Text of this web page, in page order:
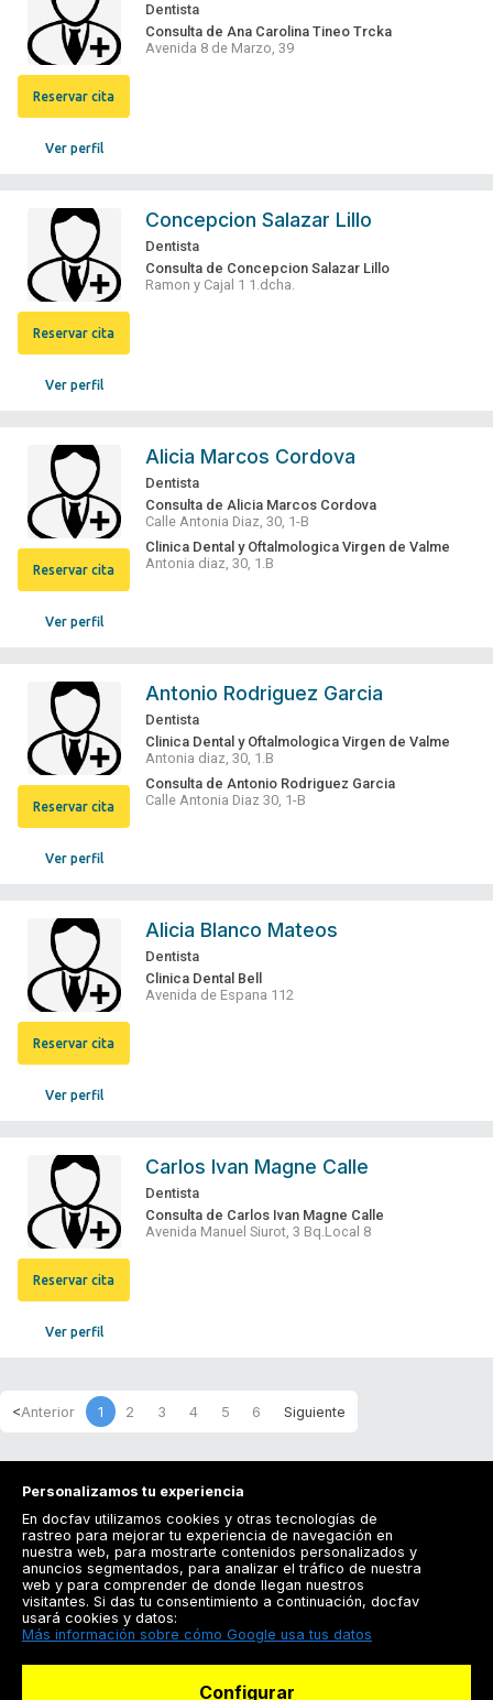
Ver perfil
Reservar cita
Dentista
Consulta de Ana Carolina Tineo Trcka
Avenida 8 de Marzo, 39
Ver perfil
Reservar cita
Concepcion Salazar Lillo
Dentista
Consulta de Concepcion Salazar Lillo
Ramon y Cajal 1 1.dcha.
Ver perfil
Reservar cita
Alicia Marcos Cordova
Dentista
Consulta de Alicia Marcos Cordova
Calle Antonia Diaz, 30, 1-B
Clinica Dental y Oftalmologica Virgen de Valme
Antonia diaz, 30, 1.B
Ver perfil
Reservar cita
Antonio Rodriguez Garcia
Dentista
Clinica Dental y Oftalmologica Virgen de Valme
Antonia diaz, 30, 1.B
Consulta de Antonio Rodriguez Garcia
Calle Antonia Diaz 30, 1-B
Ver perfil
Reservar cita
Alicia Blanco Mateos
Dentista
Clinica Dental Bell
Avenida de Espana 112
Ver perfil
Reservar cita
Carlos Ivan Magne Calle
Dentista
Consulta de Carlos Ivan Magne Calle
Avenida Manuel Siurot, 3 Bq.Local 8
1 2 3 4 5 6
Registrarse
Docfav
Personalizamos tu experiencia
En docfav utilizamos cookies y otras tecnologías de
rastreo para mejorar tu experiencia de navegación en
nuestra web, para mostrarte contenidos personalizados y
anuncios segmentados, para analizar el tráfico de nuestra
web y para comprender de donde llegan nuestros
visitantes. Si das tu consentimiento a continuación, docfav
usará cookies y datos:
Más información sobre cómo Google usa tus datos
Configurar